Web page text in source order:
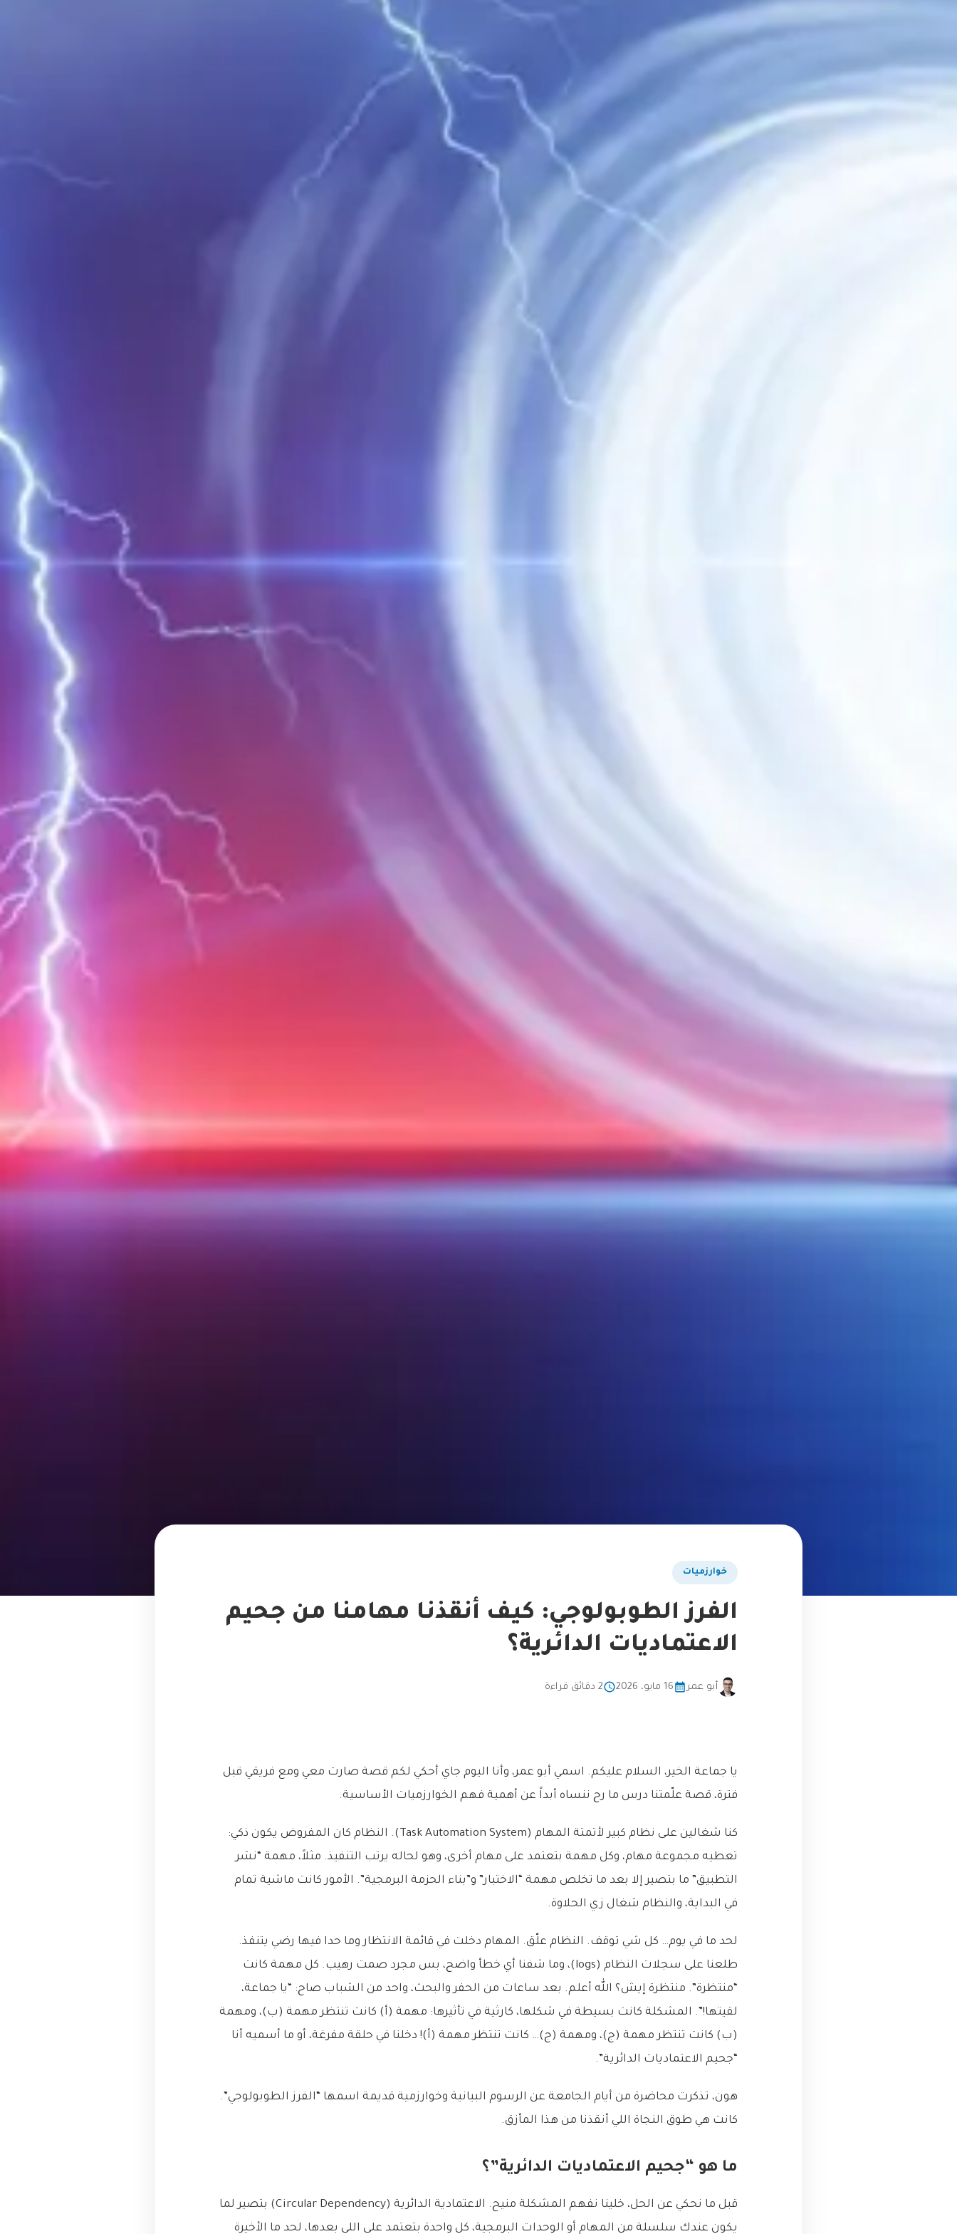
خوارزميات
الفرز الطوبولوجي: كيف أنقذنا مهامنا من جحيم
الاعتماديات الدائرية؟
أبو عمر 16 مايو، 2026 2 دقائق قراءة
يا جماعة الخير، السلام عليكم. اسمي أبو عمر، وأنا اليوم جاي أحكي لكم قصة صارت معي ومع فريقي قبل
فترة، قصة علّمتنا درس ما رح ننساه أبداً عن أهمية فهم الخوارزميات الأساسية.
كنا شغالين على نظام كبير لأتمتة المهام (Task Automation System). النظام كان المفروض يكون ذكي:
تعطيه مجموعة مهام، وكل مهمة بتعتمد على مهام أخرى، وهو لحاله يرتب التنفيذ. مثلاً، مهمة “نشر
التطبيق” ما بتصير إلا بعد ما تخلص مهمة “الاختبار” و”بناء الحزمة البرمجية”. الأمور كانت ماشية تمام
في البداية، والنظام شغال زي الحلاوة.
لحد ما في يوم… كل شي توقف. النظام علّق. المهام دخلت في قائمة الانتظار وما حدا فيها رضي يتنفذ.
طلعنا على سجلات النظام (logs)، وما شفنا أي خطأ واضح، بس مجرد صمت رهيب. كل مهمة كانت
“منتظرة”. منتظرة إيش؟ الله أعلم. بعد ساعات من الحفر والبحث، واحد من الشباب صاح: “يا جماعة،
لقيتها!”. المشكلة كانت بسيطة في شكلها، كارثية في تأثيرها: مهمة (أ) كانت تنتظر مهمة (ب)، ومهمة
(ب) كانت تنتظر مهمة (ج)، ومهمة (ج)… كانت تنتظر مهمة (أ)! دخلنا في حلقة مفرغة، أو ما أسميه أنا
“جحيم الاعتماديات الدائرية”.
هون، تذكرت محاضرة من أيام الجامعة عن الرسوم البيانية وخوارزمية قديمة اسمها “الفرز الطوبولوجي”.
كانت هي طوق النجاة اللي أنقذنا من هذا المأزق.
ما هو “جحيم الاعتماديات الدائرية”؟
قبل ما نحكي عن الحل، خلينا نفهم المشكلة منيح. الاعتمادية الدائرية (Circular Dependency) بتصير لما
يكون عندك سلسلة من المهام أو الوحدات البرمجية، كل واحدة بتعتمد على اللي بعدها، لحد ما الأخيرة